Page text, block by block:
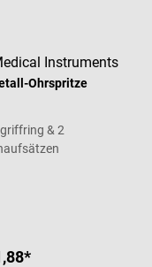
Instruments
Ohrspritze
& 2